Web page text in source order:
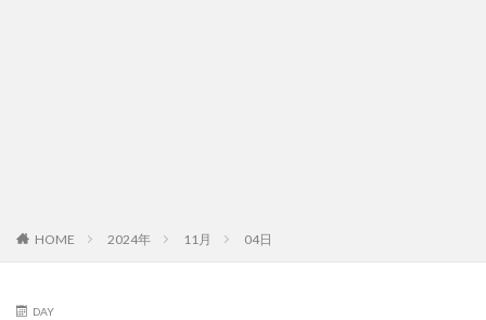
HOME 2024年 11月 04日
DAY